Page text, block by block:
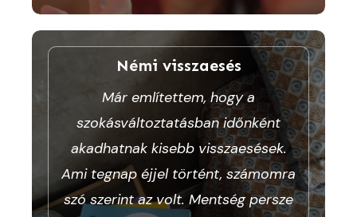
Némi visszaesés
Már említettem, hogy a
szokásváltoztatásban időnként
akadhatnak kisebb visszaesések.
Ami tegnap éjjel történt, számomra
szó szerint az volt. Mentség persze